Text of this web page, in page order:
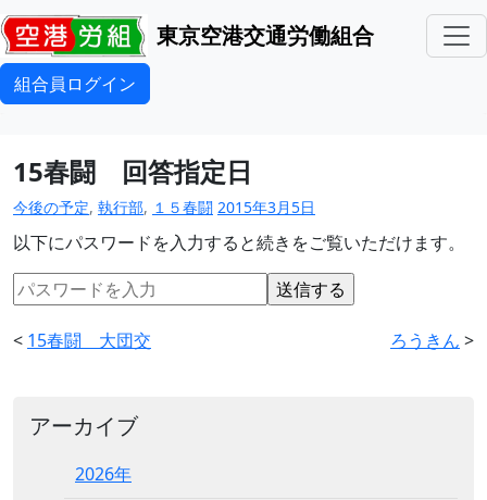
東京空港交通労働組合
組合員ログイン
アーカイブ
2026年
15春闘 回答指定日
今後の予定, 執行部, １５春闘 2015年3月5日
以下にパスワードを入力すると続きをご覧いただけます。
< 15春闘 大団交 ろうきん >